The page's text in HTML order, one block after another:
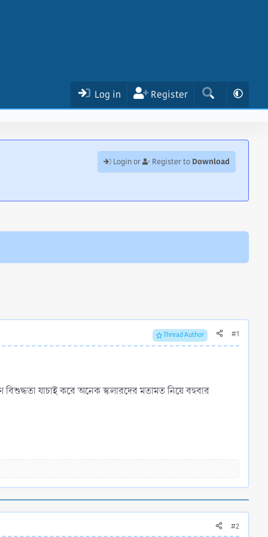
Log in Register
Login or Register to Download
Thread Author #1
বিশুদ্ধতা যাচাই করে অনেক স্কলারদের মতামত নিয়ে বহুবার
#2